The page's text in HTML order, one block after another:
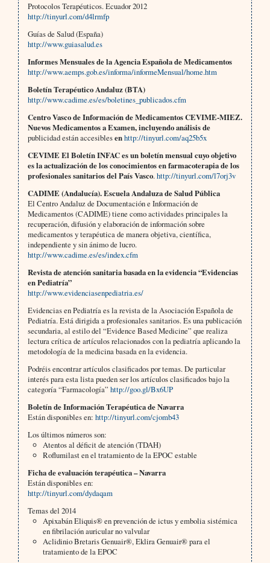
Protocolos Terapéuticos. Ecuador 2012
http://tinyurl.com/d4lrmfp
Guías de Salud (España)
http://www.guiasalud.es
Informes Mensuales de la Agencia Española de Medicamentos
http://www.aemps.gob.es/informa/informeMensual/home.htm
Boletín Terapéutico Andaluz (BTA)
http://www.cadime.es/es/boletines_publicados.cfm
Centro Vasco de Información de Medicamentos CEVIME-MIEZ.
Nuevos Medicamentos a Examen, incluyendo análisis de
publicidad están accesiblesenhttp://tinyurl.com/aq25b5x
CEVIME El Boletín INFAC es un boletín mensual cuyo objetivo
es la actualización de los conocimientos en farmacoterapia de los
profesionales sanitarios del País Vasco.http://tinyurl.com/l7orj3v
CADIME (Andalucía). Escuela Andaluza de Salud Pública
El Centro Andaluz de Documentación e Información de
Medicamentos (CADIME) tiene como actividades principales la
recuperación, difusión y elaboración de información sobre
medicamentos y terapéutica de manera objetiva, científica,
independiente y sin ánimo de lucro.
http://www.cadime.es/es/index.cfm
Revista de atención sanitaria basada en la evidencia “Evidencias
en Pediatría”
http://www.evidenciasenpediatria.es/
Evidencias en Pediatría es la revista de la Asociación Española de
Pediatría. Está dirigida a profesionales sanitarios. Es una publicación
secundaria, al estilo del “Evidence Based Medicine” que realiza
lectura crítica de artículos relacionados con la pediatría aplicando la
metodología de la medicina basada en la evidencia.
Podréis encontrar artículos clasificados por temas. De particular
interés para esta lista pueden ser los artículos clasificados bajo la
categoría “Farmacología” http://goo.gl/Bx6UP
Boletín de Información Terapéutica de Navarra
Están disponibles en: http://tinyurl.com/cjomb43
Los últimos números son:
Atentos al déficit de atención (TDAH)
Roflumilast en el tratamiento de la EPOC estable
Ficha de evaluación terapéutica – Navarra
Están disponibles en:
http://tinyurl.com/dydaqam
Temas del 2014
Apixabán Eliquis® en prevención de ictus y embolia sistémica
en fibrilación auricular no valvular
Aclidinio Bretaris Genuair®, Eklira Genuair® para el
tratamiento de la EPOC